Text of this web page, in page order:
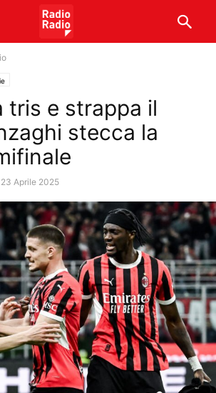
tris e strappa il
stecca la
23 Aprile 2025